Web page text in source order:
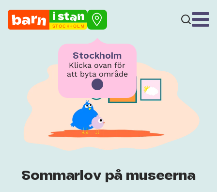
STOCKHOLM
Stockholm
Klicka ovan för
att byta område
Sommarlov på museerna